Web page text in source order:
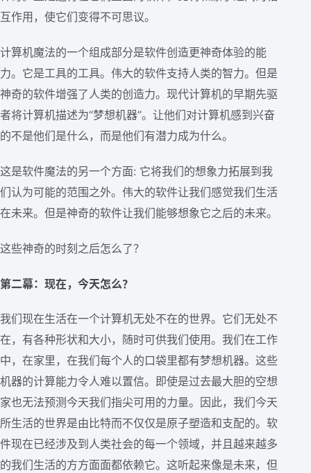
互作用，使它们变得不可思议。
计算机魔法的一个组成部分是软件创造更神奇体验的能
力。它是工具的工具。伟大的软件支持人类的智力。但是
神奇的软件增强了人类的创造力。现代计算机的早期先驱
者将计算机描述为“梦想机器”。让他们对计算机感到兴奋
的不是他们是什么，而是他们有潜力成为什么。
这是软件魔法的另一个方面: 它将我们的想象力拓展到我
们认为可能的范围之外。伟大的软件让我们感觉我们生活
在未来。但是神奇的软件让我们能够想象它之后的未来。
这些神奇的时刻之后怎么了？
第二幕：现在，今天怎么？
我们现在生活在一个计算机无处不在的世界。它们无处不
在，有各种形状和大小，随时可供我们使用。我们在工作
中，在家里，在我们每个人的口袋里都有梦想机器。这些
机器的计算能力令人难以置信。即使是过去最大胆的空想
家也无法预测今天我们指尖可用的力量。因此，我们今天
所生活的世界是由比特而不仅仅是原子塑造和支配的。软
件现在已经涉及到人类社会的每一个领域，并且越来越多
的我们生活的方方面面都依赖它。这听起来像是未来，但